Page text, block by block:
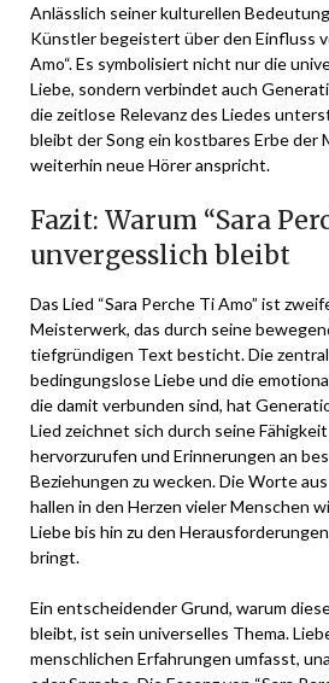
Anlässlich seiner kulturellen
Künstler begeistert über den Einfluss
Amo“. Es symbolisiert nicht nur die
Liebe, sondern verbindet auch
die zeitlose Relevanz des Liedes
bleibt der Song ein kostbares Erbe der
weiterhin neue Hörer anspricht.
Fazit: Warum “Sara
unvergesslich bleibt
Das Lied “Sara Perche Ti Amo” ist
Meisterwerk, das durch seine
tiefgründigen Text besticht. Die
bedingungslose Liebe und die
die damit verbunden sind, hat
Lied zeichnet sich durch seine
hervorzurufen und Erinnerungen an
Beziehungen zu wecken. Die Worte aus
hallen in den Herzen vieler Menschen
Liebe bis hin zu den
bringt.
Ein entscheidender Grund, warum
bleibt, ist sein universelles Thema.
menschlichen Erfahrungen umfasst,